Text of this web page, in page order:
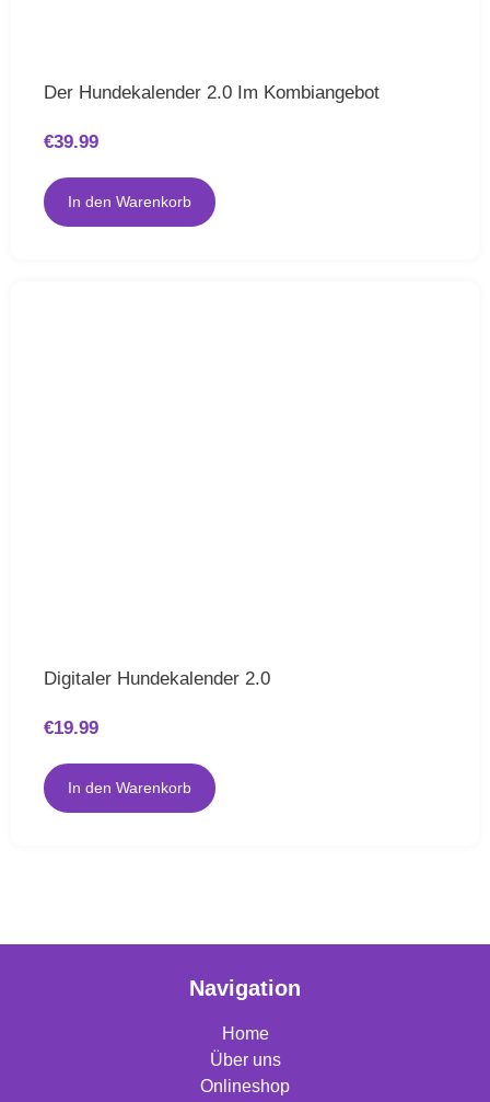
Der Hundekalender 2.0 Im Kombiangebot
€39.99
In den Warenkorb
Digitaler Hundekalender 2.0
€19.99
In den Warenkorb
Navigation
Home
Über uns
Onlineshop